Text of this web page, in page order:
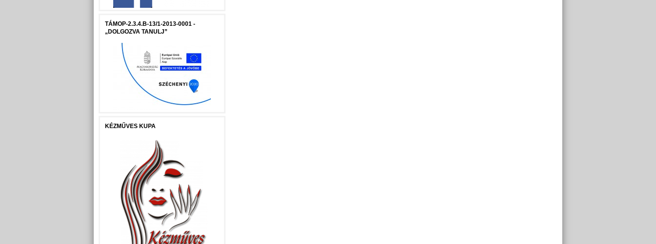
TÁMOP-2.3.4.B-13/1-2013-0001 -
„DOLGOZVA TANULJ”
KÉZMŰVES KUPA